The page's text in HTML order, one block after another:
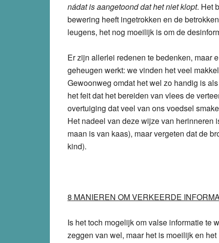
nádat is aangetoond dat het niet klopt. Het
bewering heeft ingetrokken en de
leugens, het nog moeilijk is om de
Er zijn allerlei redenen te bedenken, maar
geheugen werkt: we vinden het veel
Gewoonweg omdat het wel zo handig is
het feit dat het bereiden van vlees de
overtuiging dat veel van ons voedsel
Het nadeel van deze wijze van herinneren
maan is van kaas), maar vergeten dat de
kind).
8 MANIEREN OM VERKEERDE
Is het toch mogelijk om valse informatie te
zeggen van wel, maar het is moeilijk en